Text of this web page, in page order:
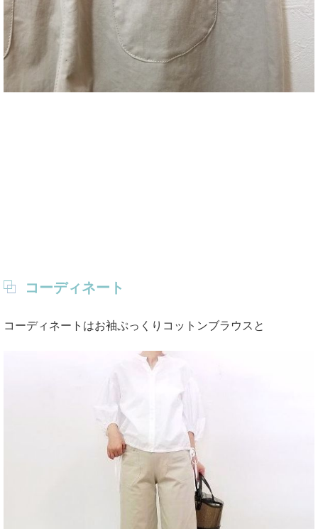
コーディネート
コーディネートはお袖ぷっくりコットンブラウスと